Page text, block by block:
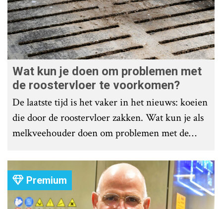
Wat kun je doen om problemen met
de roostervloer te voorkomen?
De laatste tijd is het vaker in het nieuws: koeien
die door de roostervloer zakken. Wat kun je als
melkveehouder doen om problemen met de
Premium